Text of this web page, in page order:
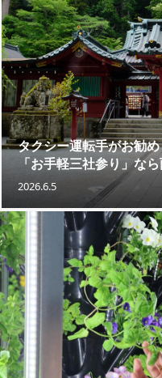
タクシー運転手がお勧
「お手軽三社参り」な
2026.6.5